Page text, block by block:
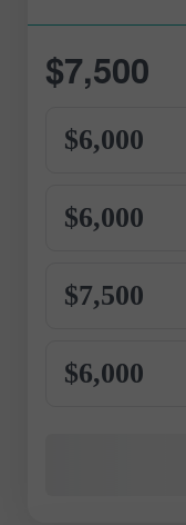
$7,500
$6,000
$6,000
$7,500
$6,000